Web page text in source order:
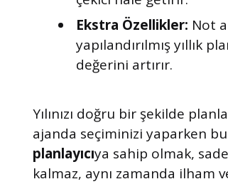
Ekstra Özellikler: Not
yapılandırılmış yıllık
değerini artırır.
Yılınızı doğru bir şekilde
ajanda seçiminizi yaparken bu
planlayıcıya sahip olmak,
kalmaz, aynı zamanda ilham